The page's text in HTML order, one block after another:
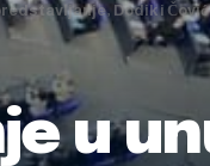
Dodik i Čović
u